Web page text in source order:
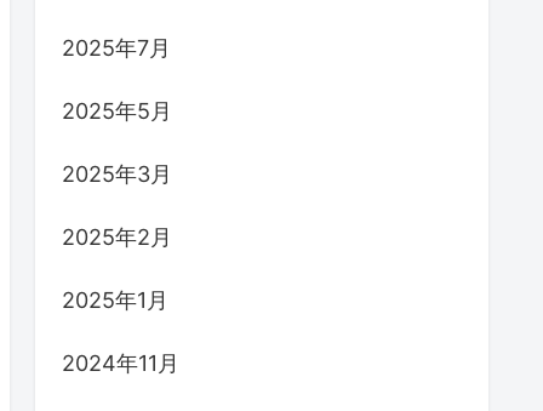
2025年7月
2025年5月
2025年3月
2025年2月
2025年1月
2024年11月